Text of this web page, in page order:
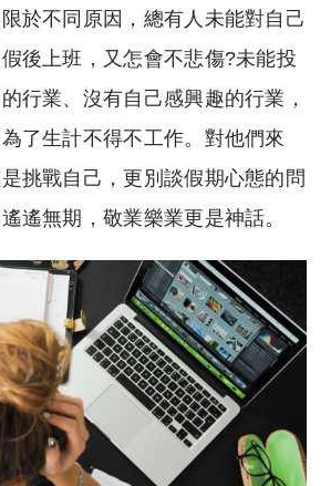
於不同原因，總有人未能對自己
後上班，又怎會不悲傷?未能投
的行業、沒有自己感興趣的行業，
了生計不得不工作。對他們來
挑戰自己，更別談假期心態的問
遙無期，敬業樂業更是神話。